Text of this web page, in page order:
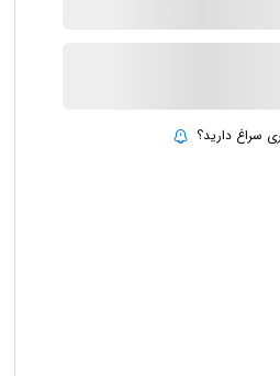
توسط فروشگاه سیباکالا
سراغ دارید؟